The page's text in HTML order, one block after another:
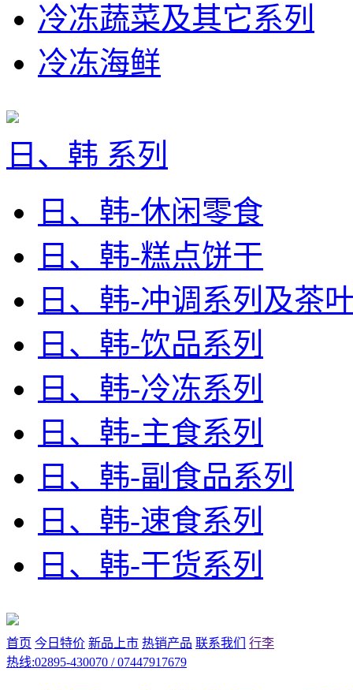
冷冻蔬菜及其它系列
冷冻海鲜
日、韩 系列
日、韩-休闲零食
日、韩-糕点饼干
日、韩-冲调系列及茶
日、韩-饮品系列
日、韩-冷冻系列
日、韩-主食系列
日、韩-副食品系列
日、韩-速食系列
日、韩-干货系列
首页 今日特价 新品上市 热销产品 联系我们
行李
热线:02895-430070 / 07447917679